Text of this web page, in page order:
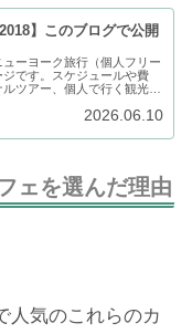
】このブログで公開
ーヨーク旅行（個人フリー
です。スケジュールや費
ツアー、個人で行く観光、
2026.06.10
ェを選んだ理由
気のこれらのカ